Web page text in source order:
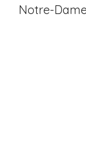
Notre-